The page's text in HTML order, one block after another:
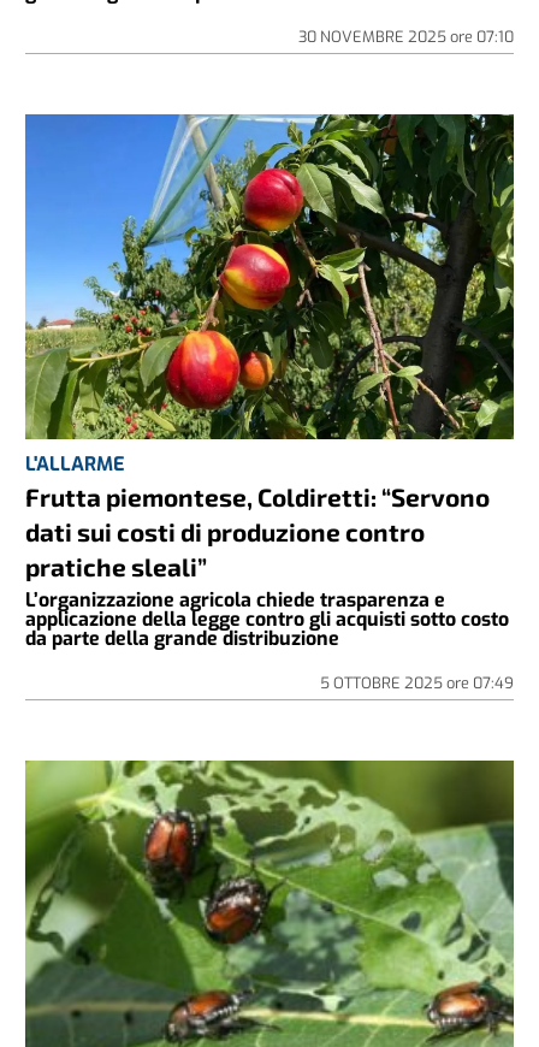
30 NOVEMBRE 2025ore 07:10
L'ALLARME
Frutta piemontese, Coldiretti: “Servono
dati sui costi di produzione contro
pratiche sleali”
L’organizzazione agricola chiede trasparenza e
applicazione della legge contro gli acquisti sotto costo
da parte della grande distribuzione
5 OTTOBRE 2025ore 07:49